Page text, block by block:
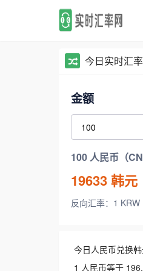
今日实时汇率
金额
100 人民币（
19633韩元
反向汇率：1
今日人民币兑换韩
1 人民币等于